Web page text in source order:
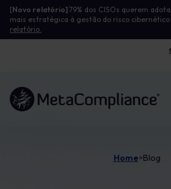
[Novo relatório]79% dos CISOs querem
mais estratégica à gestão do risco cibernético
relatório.
Ligação à página inicial
Home>Blog